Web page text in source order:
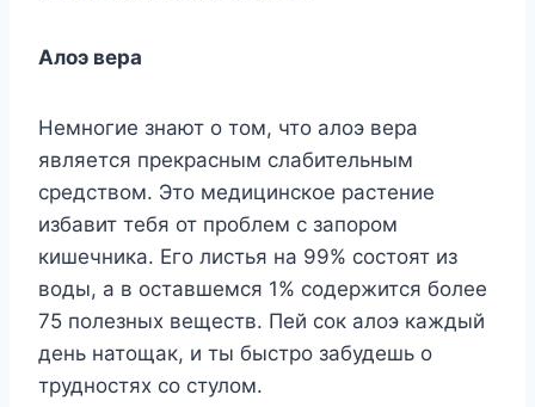
Алоэ вера
Немногие знают о том, что алоэ вера
является прекрасным слабительным
средством. Это медицинское растение
избавит тебя от проблем с запором
кишечника. Его листья на 99% состоят из
воды, а в оставшемся 1% содержится более
75 полезных веществ. Пей сок алоэ каждый
день натощак, и ты быстро забудешь о
трудностях со стулом.